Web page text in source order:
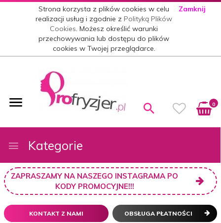
Strona korzysta z plików cookies w celu
realizacji usług i zgodnie zPolityką Plików
Cookies. Możesz określić warunki
przechowywania lub dostępu do plików
cookies w Twojej przeglądarce.
Zamknij
0
Kategorie
ZAPRASZAMY NA NASZEGO INSTAGRAMA PO
KODY PROMOCYJNE!!!
KONTAKT Z NAMI OBSŁUGA PŁATNOŚCI